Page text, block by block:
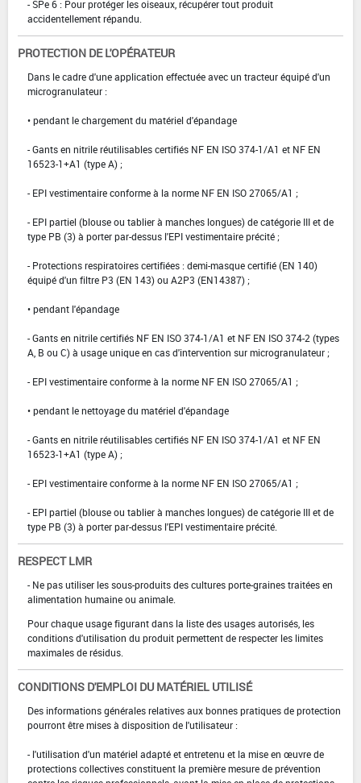
- SPe 6 : Pour protéger les oiseaux, récupérer tout produit
accidentellement répandu.
PROTECTION DE L'OPÉRATEUR
Dans le cadre d'une application effectuée avec un tracteur équipé d'un
microgranulateur :
• pendant le chargement du matériel d'épandage
- Gants en nitrile réutilisables certifiés NF EN ISO 374-1/A1 et NF EN
16523-1+A1 (type A) ;
- EPI vestimentaire conforme à la norme NF EN ISO 27065/A1 ;
- EPI partiel (blouse ou tablier à manches longues) de catégorie III et de
type PB (3) à porter par-dessus l'EPI vestimentaire précité ;
- Protections respiratoires certifiées : demi-masque certifié (EN 140)
équipé d'un filtre P3 (EN 143) ou A2P3 (EN14387) ;
• pendant l'épandage
- Gants en nitrile certifiés NF EN ISO 374-1/A1 et NF EN ISO 374-2 (types
A, B ou C) à usage unique en cas d'intervention sur microgranulateur ;
- EPI vestimentaire conforme à la norme NF EN ISO 27065/A1 ;
• pendant le nettoyage du matériel d'épandage
- Gants en nitrile réutilisables certifiés NF EN ISO 374-1/A1 et NF EN
16523-1+A1 (type A) ;
- EPI vestimentaire conforme à la norme NF EN ISO 27065/A1 ;
- EPI partiel (blouse ou tablier à manches longues) de catégorie III et de
type PB (3) à porter par-dessus l'EPI vestimentaire précité.
RESPECT LMR
- Ne pas utiliser les sous-produits des cultures porte-graines traitées en
alimentation humaine ou animale.
Pour chaque usage figurant dans la liste des usages autorisés, les
conditions d'utilisation du produit permettent de respecter les limites
maximales de résidus.
CONDITIONS D'EMPLOI DU MATÉRIEL UTILISÉ
Des informations générales relatives aux bonnes pratiques de protection
pourront être mises à disposition de l'utilisateur :
- l'utilisation d'un matériel adapté et entretenu et la mise en œuvre de
protections collectives constituent la première mesure de prévention